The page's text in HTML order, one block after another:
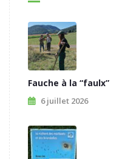
Fauche à la “faulx”
6 juillet 2026